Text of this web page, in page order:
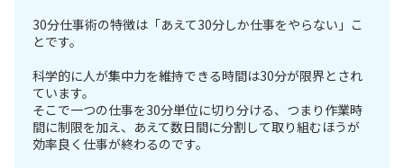
30分仕事術の特徴は「あえて30分しか仕事をやらない」こ
とです。
科学的に人が集中力を維持できる時間は30分が限界とされ
ています。
そこで一つの仕事を30分単位に切り分ける、つまり作業時
間に制限を加え、あえて数日間に分割して取り組むほうが
効率良く仕事が終わるのです。